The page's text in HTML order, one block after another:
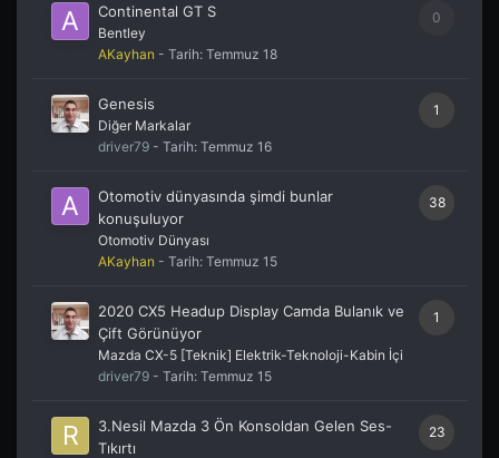
0
Continental GT S
Bentley
AKayhan - Tarih: Temmuz 18
1
Genesis
Diğer Markalar
driver79 - Tarih: Temmuz 16
38
Otomotiv dünyasında şimdi bunlar
konuşuluyor
Otomotiv Dünyası
AKayhan - Tarih: Temmuz 15
1
2020 CX5 Headup Display Camda Bulanık ve
Çift Görünüyor
Mazda CX-5 [Teknik] Elektrik-Teknoloji-Kabin İçi
driver79 - Tarih: Temmuz 15
23
3.Nesil Mazda 3 Ön Konsoldan Gelen Ses-
Tıkırtı